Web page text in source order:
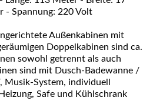
- Spannung: 220 Volt
Außenkabinen mit
Doppelkabinen sind ca.
sowohl getrennt als auch
sind mit Dusch-Badewanne /
Musik-System, individuell
Safe und Kühlschrank